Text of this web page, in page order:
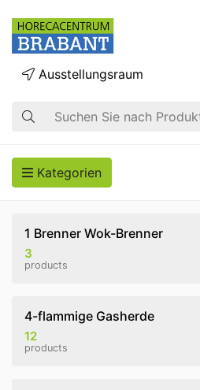
Suche
Ausstellungsraum
Kategorien
1 Brenner Wok-Brenner
3
products
4-flammige Gasherde
12
products